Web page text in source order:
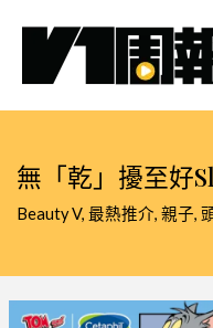
無「乾」擾至好
Beauty V, 最熱推介, 親子,